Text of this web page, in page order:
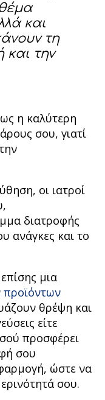
και
τη
την
η καλύτερη
σου, γιατί
οι ιατροί
διατροφής
ανάγκες και το
μια
προϊόντων
θρέψη και
είτε
σού προσφέρει
σου
ώστε να
σου.